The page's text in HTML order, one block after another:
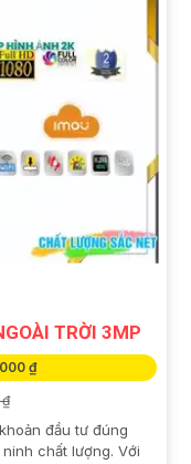
TRỜI 3MP
₫
đầu tư đúng
chất lượng. Với